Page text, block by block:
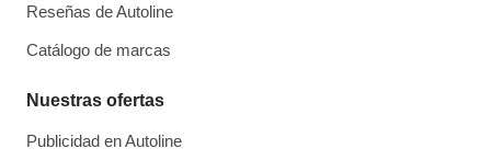
Reseñas de Autoline
Catálogo de marcas
Nuestras ofertas
Publicidad en Autoline